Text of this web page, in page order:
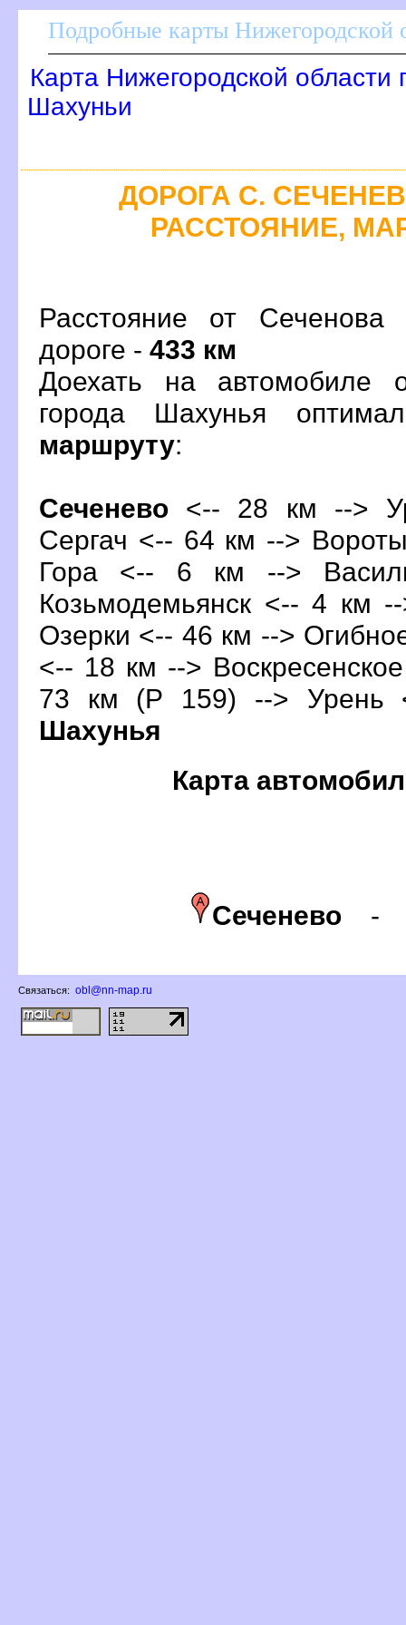
Подробные карты Нижегородской
Карта Нижегородской области
Шахуньи
ДОРОГА С.
РАССТОЯНИЕ,
Расстояние от
дороге - 433 км
Доехать на автомобиле
орода Шахунья
маршруту:
Сеченево <-- 28 км -->
Сергач <-- 64 км -->
Гора <-- 6 км -->
Козьмодемьянск <-- 4 км
Озерки <-- 46 км -->
<-- 18 км -->
73 км (Р 159) -->
Шахунья
Карта
Сеченево
Связаться: obl@nn-map.ru